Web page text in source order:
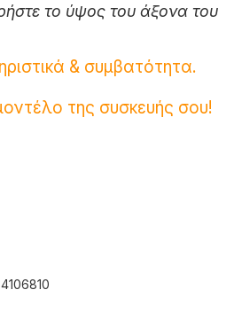
το ύψος του άξονα του
& συμβατότητα.
της συσκευής σου!